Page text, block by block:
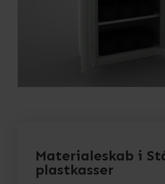
Materialeskab i
plastkasser